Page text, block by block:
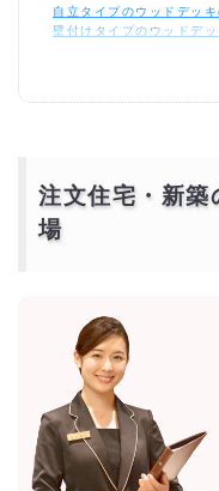
自立タイプのウッドデッ
壁付けタイプのウッドデ
傾斜面・法面のウッ
ウッドデッキの屋根
注文住宅の見積もり
には？
注文住宅・新築
場